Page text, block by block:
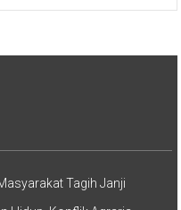
Tagih Janji